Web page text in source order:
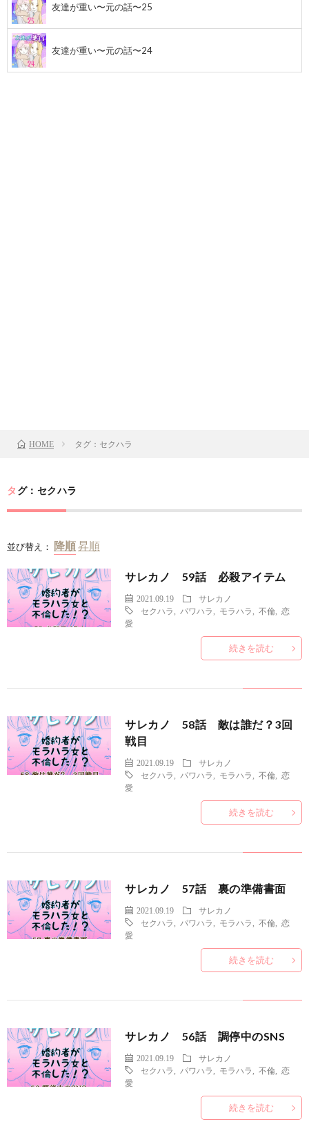
友達が重い〜元の話〜25
友達が重い〜元の話〜24
HOME タグ：セクハラ
タグ：セクハラ
並び替え：
サレカノ 59話 必殺アイテム
2021.09.19
サレカノ
セクハラ
パワハラ モラハラ ,不倫 ,恋
愛
続きを読む
サレカノ 58話 敵は誰だ？3回
戦目
2021.09.19
サレカノ
セクハラ
パワハラ モラハラ ,不倫 ,恋
愛
続きを読む
サレカノ 57話 裏の準備書面
2021.09.19
サレカノ
セクハラ
パワハラ モラハラ ,不倫 ,恋
愛
続きを読む
サレカノ 56話 調停中のSNS
2021.09.19
サレカノ
セクハラ
パワハラ モラハラ ,不倫 ,恋
愛
続きを読む